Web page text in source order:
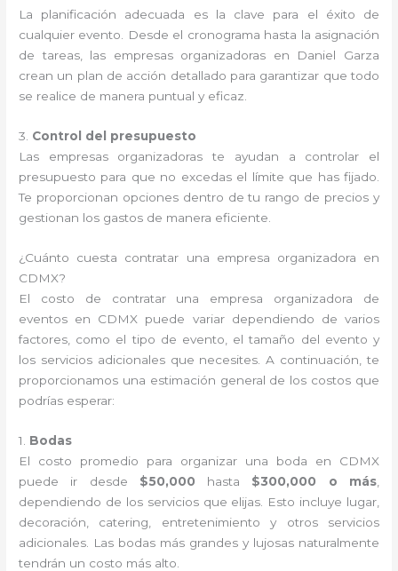
La planificación adecuada es la clave para el éxito de
cualquier evento. Desde el cronograma hasta la asignación
de tareas, las empresas organizadoras en Daniel Garza
crean un plan de acción detallado para garantizar que todo
se realice de manera puntual y eficaz.
3. Control del presupuesto
Las empresas organizadoras te ayudan a controlar el
presupuesto para que no excedas el límite que has fijado.
Te proporcionan opciones dentro de tu rango de precios y
gestionan los gastos de manera eficiente.
¿Cuánto cuesta contratar una empresa organizadora en
CDMX?
El costo de contratar una empresa organizadora de
eventos en CDMX puede variar dependiendo de varios
factores, como el tipo de evento, el tamaño del evento y
los servicios adicionales que necesites. A continuación, te
proporcionamos una estimación general de los costos que
podrías esperar:
1. Bodas
El costo promedio para organizar una boda en CDMX
puede ir desde $50,000 hasta $300,000 o más,
dependiendo de los servicios que elijas. Esto incluye lugar,
decoración, catering, entretenimiento y otros servicios
adicionales. Las bodas más grandes y lujosas naturalmente
tendrán un costo más alto.